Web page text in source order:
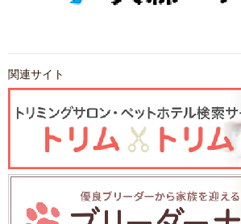
関連サイト